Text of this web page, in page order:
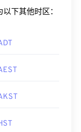
下其他时区：